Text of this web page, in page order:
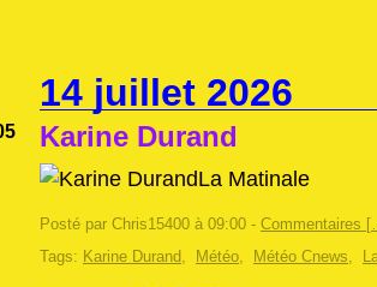
14 juillet 2026
Karine Durand
La Matinale
Posté par Chris15400 à 09:00 - Commentaires [
Tags: Karine Durand, Météo, Météo Cnews,